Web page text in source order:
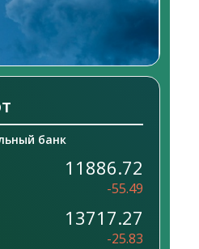
банк
11886.72
-55.49
13717.27
-25.83